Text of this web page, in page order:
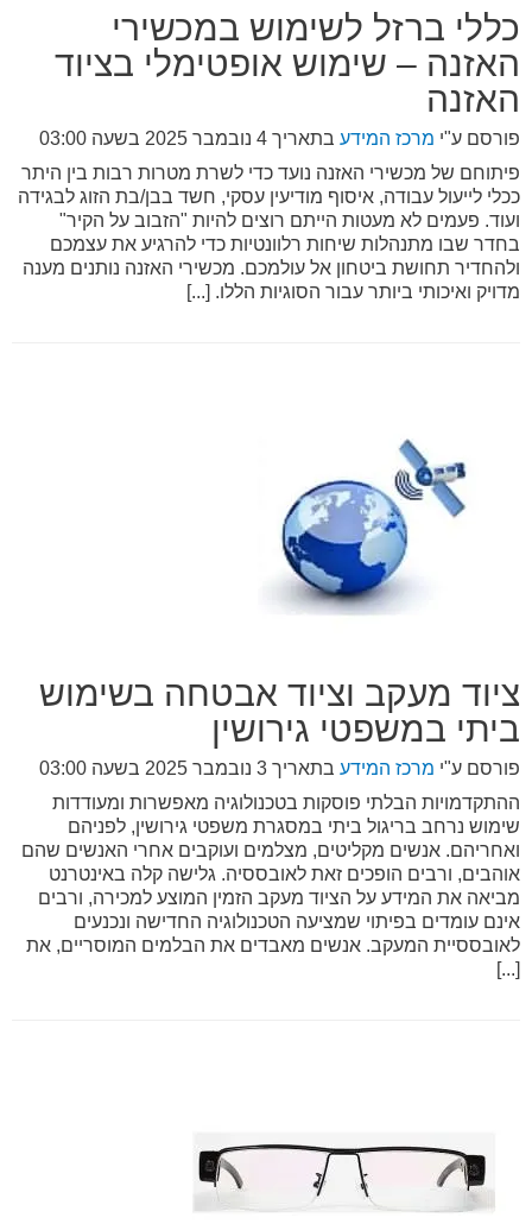
כללי ברזל לשימוש במכשירי
האזנה – שימוש אופטימלי בציוד
האזנה
פורסם ע"י מרכז המידע בתאריך 4 נובמבר 2025 בשעה 03:00
פיתוחם של מכשירי האזנה נועד כדי לשרת מטרות רבות בין היתר
ככלי לייעול עבודה, איסוף מודיעין עסקי, חשד בבן/בת הזוג לבגידה
ועוד. פעמים לא מעטות הייתם רוצים להיות "הזבוב על הקיר"
בחדר שבו מתנהלות שיחות רלוונטיות כדי להרגיע את עצמכם
ולהחדיר תחושת ביטחון אל עולמכם. מכשירי האזנה נותנים מענה
מדויק ואיכותי ביותר עבור הסוגיות הללו. [...]
ציוד מעקב וציוד אבטחה בשימוש
ביתי במשפטי גירושין
פורסם ע"י מרכז המידע בתאריך 3 נובמבר 2025 בשעה 03:00
ההתקדמויות הבלתי פוסקות בטכנולוגיה מאפשרות ומעודדות
שימוש נרחב בריגול ביתי במסגרת משפטי גירושין, לפניהם
ואחריהם. אנשים מקליטים, מצלמים ועוקבים אחרי האנשים שהם
אוהבים, ורבים הופכים זאת לאובססיה. גלישה קלה באינטרנט
מביאה את המידע על הציוד מעקב הזמין המוצע למכירה, ורבים
אינם עומדים בפיתוי שמציעה הטכנולוגיה החדישה ונכנעים
לאובססיית המעקב. אנשים מאבדים את הבלמים המוסריים, את
[...]